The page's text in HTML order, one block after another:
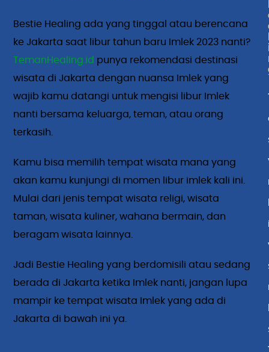
Bestie Healing ada yang tinggal atau berencana
ke Jakarta saat libur tahun baru Imlek 2023 nanti?
TemanHealing.id punya rekomendasi destinasi
wisata di Jakarta dengan nuansa Imlek yang
wajib kamu datangi untuk mengisi libur Imlek
nanti bersama keluarga, teman, atau orang
terkasih.
Kamu bisa memilih tempat wisata mana yang
akan kamu kunjungi di momen libur imlek kali ini.
Mulai dari jenis tempat wisata religi, wisata
taman, wisata kuliner, wahana bermain, dan
beragam wisata lainnya.
Jadi Bestie Healing yang berdomisili atau sedang
berada di Jakarta ketika Imlek nanti, jangan lupa
mampir ke tempat wisata Imlek yang ada di
Jakarta di bawah ini ya.